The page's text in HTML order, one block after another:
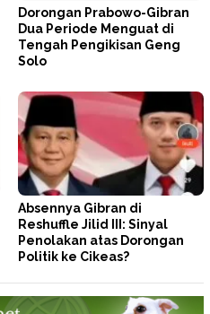
Dorongan Prabowo-Gibran
Dua Periode Menguat di
Tengah Pengikisan Geng
Solo
Absennya Gibran di
Reshuffle Jilid III: Sinyal
Penolakan atas Dorongan
Politik ke Cikeas?